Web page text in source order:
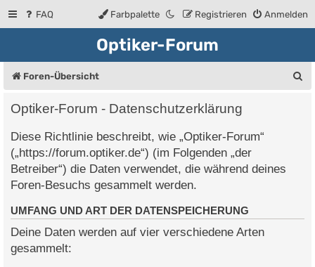
FAQ Anmelden
Registrieren
Farbpalette
Optiker-Forum
Foren-Übersicht
Optiker-Forum - Datenschutzerklärung
Diese Richtlinie beschreibt, wie „Optiker-Forum“
(„https://forum.optiker.de“) (im Folgenden „der
Betreiber“) die Daten verwendet, die während deines
Foren-Besuchs gesammelt werden.
UMFANG UND ART DER DATENSPEICHERUNG
Deine Daten werden auf vier verschiedene Arten
gesammelt: